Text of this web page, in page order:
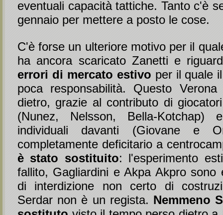
eventuali capacità tattiche. Tanto c'è
gennaio per mettere a posto le cose.
C'è forse un ulteriore motivo per il
ha ancora scaricato Zanetti e
errori di mercato estivo per il quale
poca responsabilità. Questo
dietro, grazie al contributo di
(Nunez, Nelsson, Bella-Kotchap)
individuali davanti (Giovane e
completamente deficitario a
è stato sostituito: l'esperimento
fallito, Gagliardini e Akpa Akpro sono
di interdizione non certo di
Serdar non è un regista. Nemmeno